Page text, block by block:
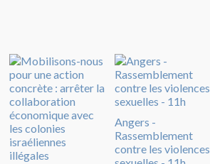
Angers -
Rassemblement
contre les violences